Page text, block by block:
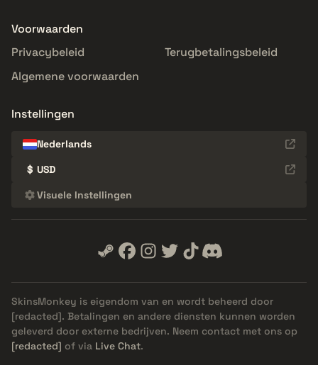
Voorwaarden
Privacybeleid
Terugbetalingsbeleid
Algemene voorwaarden
Instellingen
Nederlands
$ USD
Visuele Instellingen
SkinsMonkey is eigendom van en wordt beheerd door
[redacted]. Betalingen en andere diensten kunnen worden
geleverd door externe bedrijven. Neem contact met ons op
[redacted] of via Live Chat.